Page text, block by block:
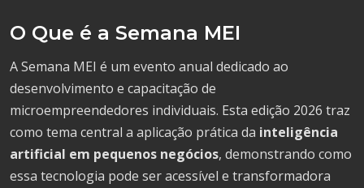
O Que é a Semana MEI
A Semana MEI é um evento anual dedicado ao
desenvolvimento e capacitação de
microempreendedores individuais. Esta edição 2026 traz
como tema central a aplicação prática da inteligência
artificial em pequenos negócios, demonstrando como
essa tecnologia pode ser acessível e transformadora